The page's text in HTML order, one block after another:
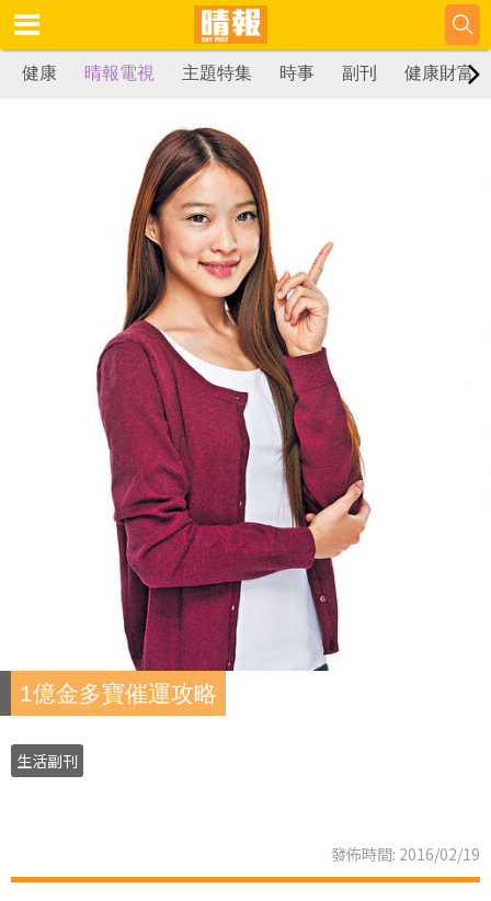
健康 晴報電視 主題特集 時事 副刊 健康財富
1億金多寶催運攻略
生活副刊
發佈時間: 2016/02/19